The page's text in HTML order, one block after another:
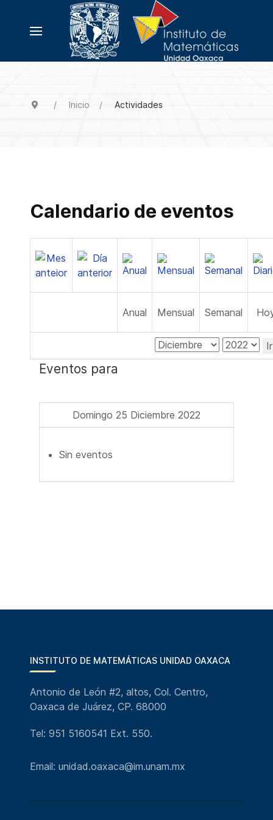
Inicio Actividades
Calendario de eventos
Anual Mensual Semanal
Eventos para
Domingo 25 Diciembre 2022
Sin eventos
INSTITUTO DE MATEMÁTICAS UNIDAD OAXACA
Antonio de León #2, altos, Col. Centro,
Oaxaca de Juárez, CP. 68000
Tel: 951 5160541 Ext. 550.
Email: unidad.oaxaca@im.unam.mx